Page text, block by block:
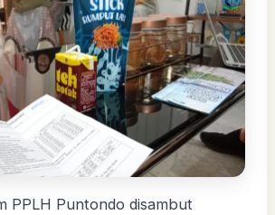
PPLH Puntondo disambut